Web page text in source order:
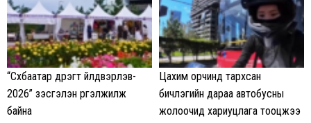
“Сүхбаатар дүүрэгт үйлдвэрлэв-
2026” үзэсгэлэн үргэлжилж
байна
Цахим орчинд тархсан
бичлэгийн дараа автобусны
жолоочид хариуцлага тооцжээ